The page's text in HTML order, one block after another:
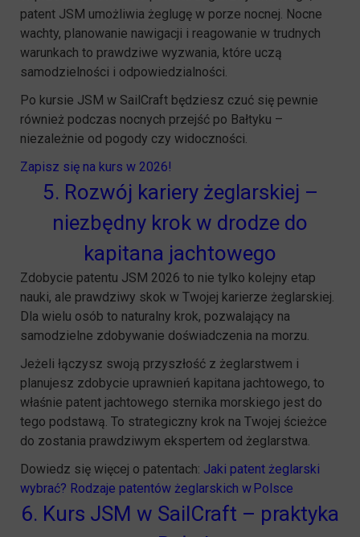
patent JSM umożliwia żeglugę w porze nocnej. Nocne
wachty, planowanie nawigacji i reagowanie w trudnych
warunkach to prawdziwe wyzwania, które uczą
samodzielności i odpowiedzialności.
Po kursie JSM w SailCraft będziesz czuć się pewnie
również podczas nocnych przejść po Bałtyku –
niezależnie od pogody czy widoczności.
Zapisz się na kurs w 2026!
5. Rozwój kariery żeglarskiej –
niezbędny krok w drodze do
kapitana jachtowego
Zdobycie patentu JSM 2026 to nie tylko kolejny etap
nauki, ale prawdziwy skok w Twojej karierze żeglarskiej.
Dla wielu osób to naturalny krok, pozwalający na
samodzielne zdobywanie doświadczenia na morzu.
Jeżeli łączysz swoją przyszłość z żeglarstwem i
planujesz zdobycie uprawnień kapitana jachtowego, to
właśnie patent jachtowego sternika morskiego jest do
tego podstawą. To strategiczny krok na Twojej ścieżce
do zostania prawdziwym ekspertem od żeglarstwa.
Dowiedz się więcej o patentach: Jaki patent żeglarski
wybrać? Rodzaje patentów żeglarskich w Polsce
6. Kurs JSM w SailCraft – praktyka